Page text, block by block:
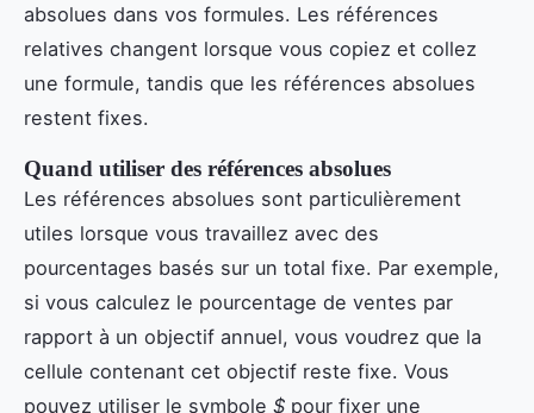
absolues dans vos formules. Les références
relatives changent lorsque vous copiez et collez
une formule, tandis que les références absolues
restent fixes.
Quand utiliser des références absolues
Les références absolues sont particulièrement
utiles lorsque vous travaillez avec des
pourcentages basés sur un total fixe. Par exemple,
si vous calculez le pourcentage de ventes par
rapport à un objectif annuel, vous voudrez que la
cellule contenant cet objectif reste fixe. Vous
pouvez utiliser le symbole $ pour fixer une